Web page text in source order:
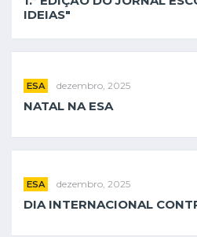
IDEIAS"
ESA dezembro, 2025
NATAL NA ESA
ESA dezembro, 2025
DIA INTERNACIONAL